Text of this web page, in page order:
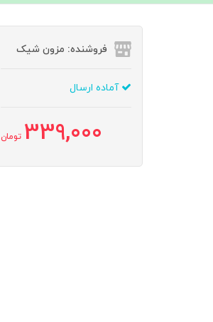
فروشنده: مزون شیک
آماده ارسال
339,000 تومان